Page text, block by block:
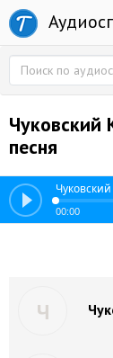
Чуковский
песня
00:00
Ч